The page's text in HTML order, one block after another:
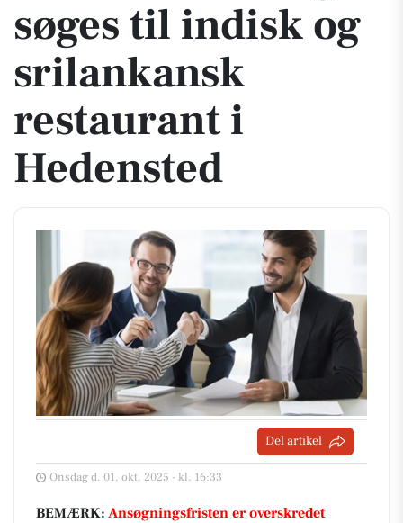
søges til indisk og
srilankansk
restaurant i
Hedensted
Del artikel
Onsdag d. 01. okt. 2025 - kl. 16:33
BEMÆRK: Ansøgningsfristen er overskredet